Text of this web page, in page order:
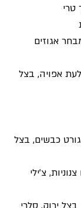
טרי
אגוזים
אפויה, בצל
כבשים, בצל
צ'ילי